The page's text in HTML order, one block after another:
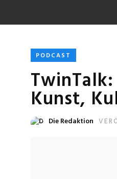
PODCAST
Kunst,
Die Redaktion